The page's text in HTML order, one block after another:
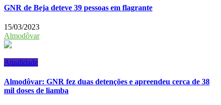
GNR de Beja deteve 39 pessoas em flagrante
15/03/2023
Almodôvar
Atualidade
Almodôvar: GNR fez duas detenções e apreendeu cerca de 38
mil doses de liamba